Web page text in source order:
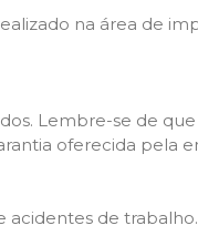
na área de
Lembre-se de
oferecida pela
de